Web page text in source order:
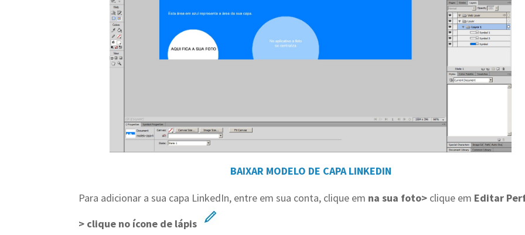
BAIXAR MODELO DE CAPA LINKEDIN
Para adicionar a sua capa LinkedIn, entre em sua conta, clique em na sua foto> clique em Editar
> clique no ícone de lápis